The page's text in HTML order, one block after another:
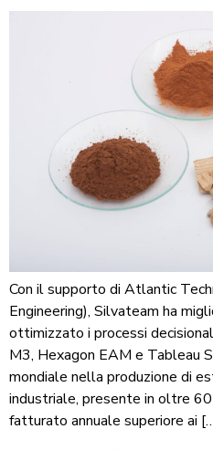
Con il supporto di Atlantic
Engineering), Silvateam ha
ottimizzato i processi
M3, Hexagon EAM e
mondiale nella produzione di
industriale, presente in oltre
fatturato annuale superiore ai